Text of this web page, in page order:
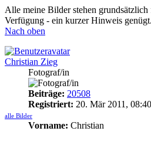
Alle meine Bilder stehen
Verfügung - ein kurzer Hinweis genügt.
Nach oben
Christian Zieg
Fotograf/in
Beiträge: 20508
Registriert: 20. Mär 2011, 08:40
alle Bilder
Vorname: Christian